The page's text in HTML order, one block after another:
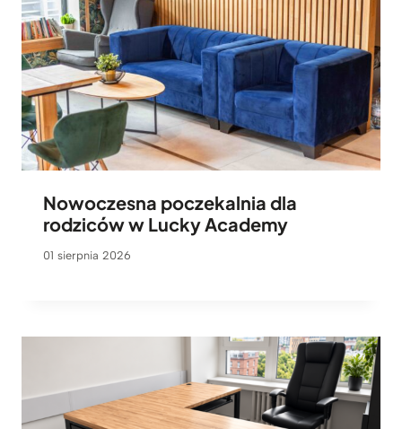
Nowoczesna poczekalnia dla
rodziców w Lucky Academy
01 sierpnia 2026